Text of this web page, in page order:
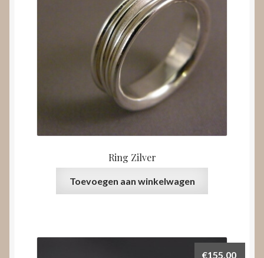
Ring Zilver
Toevoegen aan winkelwagen
€155,00